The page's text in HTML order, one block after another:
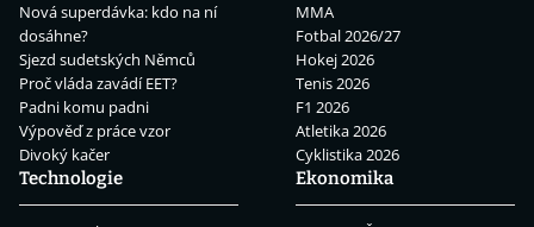
Nová superdávka: kdo na ní
dosáhne?
Sjezd sudetských Němců
Proč vláda zavádí EET?
Padni komu padni
Výpověď z práce vzor
Divoký kačer
MMA
Fotbal 2026/27
Hokej 2026
Tenis 2026
F1 2026
Atletika 2026
Cyklistika 2026
Technologie
Ekonomika